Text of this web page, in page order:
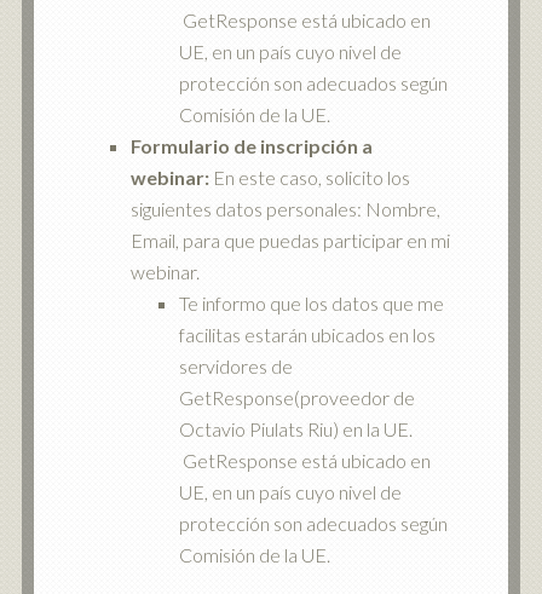
GetResponse está ubicado en
UE, en un país cuyo nivel de
protección son adecuados según
Comisión de la UE.
Formulario de inscripción a
webinar:En este caso, solicito los
siguientes datos personales: Nombre,
Email, para que puedas participar en mi
webinar.
Te informo que los datos que me
facilitas estarán ubicados en los
servidores de
GetResponse(proveedor de
Octavio Piulats Riu) en la UE.
GetResponse está ubicado en
UE, en un país cuyo nivel de
protección son adecuados según
Comisión de la UE.